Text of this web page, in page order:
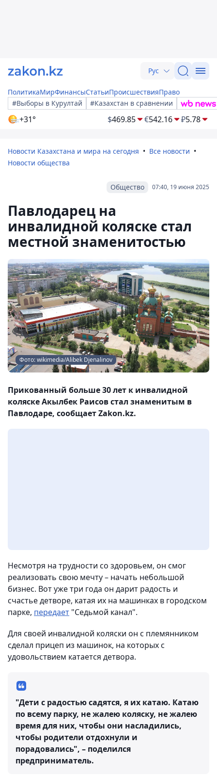
Рус
ПолитикаМирФинансыСтатьиПроисшествияПраво
#Выборы в Курултай
#Казахстан в сравнении
+31° $469.85 €542.16 ₽5.78
Новости Казахстана и мира на сегодня
Все новости
Новости общества
07:40, 19 июня 2025
Общество
Павлодарец на
инвалидной коляске стал
местной знаменитостью
Фото: wikimedia/Alibek Djenalinov
Прикованный больше 30 лет к инвалидной
коляске Акылбек Раисов стал знаменитым в
Павлодаре, сообщает Zakon.kz.
Несмотря на трудности со здоровьем, он смог
реализовать свою мечту – начать небольшой
бизнес. Вот уже три года он дарит радость и
счастье детворе, катая их на машинках в городском
парке, передает "Седьмой канал".
Для своей инвалидной коляски он с племянником
сделал прицеп из машинок, на которых с
удовольствием катается детвора.
"Дети с радостью садятся, я их катаю. Катаю
по всему парку, не жалею коляску, не жалею
время для них, чтобы они насладились,
чтобы родители отдохнули и
порадовались", – поделился
предприниматель.